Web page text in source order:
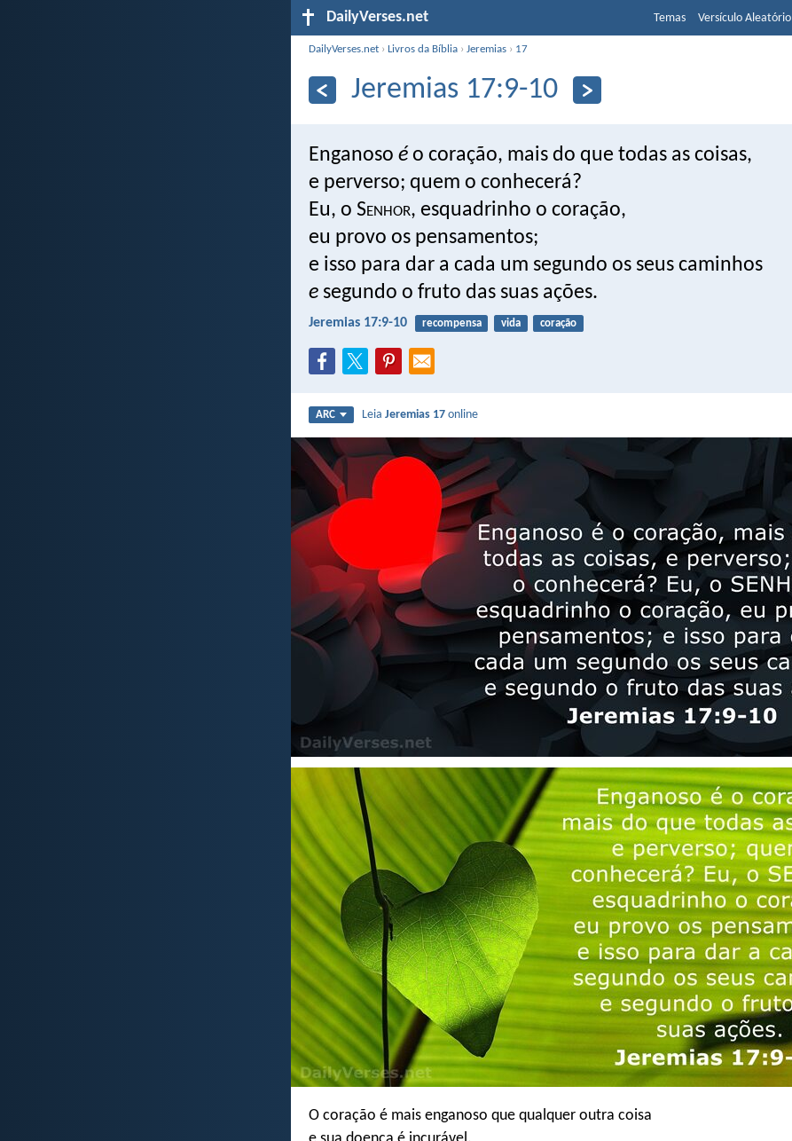
DailyVerses.net Temas Versículo Aleatório
DailyVerses.net ›Livros da Bíblia ›Jeremias › 17
Jeremias 17:9-10
Enganoso é o coração, mais do que todas as coisas,
e perverso; quem o conhecerá?
Eu, o Senhor, esquadrinho o coração,
eu provo os pensamentos;
e isso para dar a cada um segundo os seus caminhos
e segundo o fruto das suas ações.
Jeremias 17:9-10 recompensa vida coração
ARC LeiaJeremias 17 online
O coração é mais enganoso que qualquer outra coisa